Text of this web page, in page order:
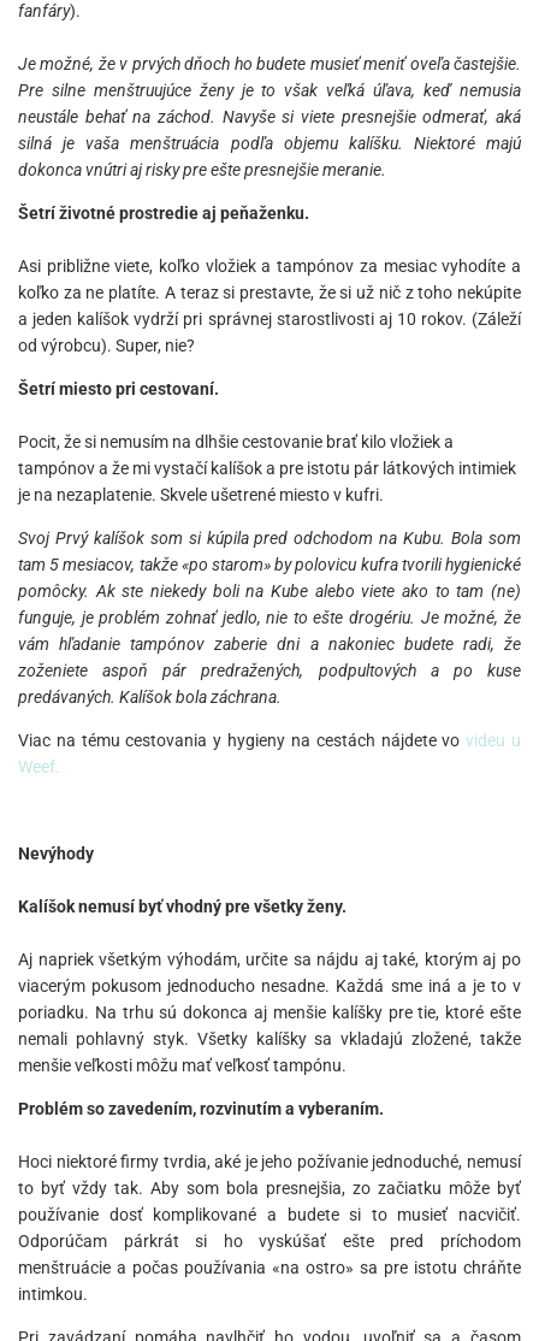
fanfáry).
Je možné, že v prvých dňoch ho budete musieť meniť oveľa častejšie.
Pre silne menštruujúce ženy je to však veľká úľava, keď nemusia
neustále behať na záchod. Navyše si viete presnejšie odmerať, aká
silná je vaša menštruácia podľa objemu kalíšku. Niektoré majú
dokonca vnútri aj risky pre ešte presnejšie meranie.
Šetrí životné prostredie aj peňaženku.
Asi približne viete, koľko vložiek a tampónov za mesiac vyhodíte a
koľko za ne platíte. A teraz si prestavte, že si už nič z toho nekúpite
a jeden kalíšok vydrží pri správnej starostlivosti aj 10 rokov. (Záleží
od výrobcu). Super, nie?
Šetrí miesto pri cestovaní.
Pocit, že si nemusím na dlhšie cestovanie brať kilo vložiek a
tampónov a že mi vystačí kalíšok a pre istotu pár látkových intimiek
je na nezaplatenie. Skvele ušetrené miesto v kufri.
Svoj Prvý kalíšok som si kúpila pred odchodom na Kubu. Bola som
tam 5 mesiacov, takže «po starom» by polovicu kufra tvorili hygienické
pomôcky. Ak ste niekedy boli na Kube alebo viete ako to tam (ne)
funguje, je problém zohnať jedlo, nie to ešte drogériu. Je možné, že
vám hľadanie tampónov zaberie dni a nakoniec budete radi, že
zoženiete aspoň pár predražených, podpultových a po kuse
predávaných. Kalíšok bola záchrana.
Viac na tému cestovania y hygieny na cestách nájdete vovideu u
Weef.
Nevýhody
Kalíšok nemusí byť vhodný pre všetky ženy.
Aj napriek všetkým výhodám, určite sa nájdu aj také, ktorým aj po
viacerým pokusom jednoducho nesadne. Každá sme iná a je to v
poriadku. Na trhu sú dokonca aj menšie kalíšky pre tie, ktoré ešte
nemali pohlavný styk. Všetky kalíšky sa vkladajú zložené, takže
menšie veľkosti môžu mať veľkosť tampónu.
Problém so zavedením, rozvinutím a vyberaním.
Hoci niektoré firmy tvrdia, aké je jeho požívanie jednoduché, nemusí
to byť vždy tak. Aby som bola presnejšia, zo začiatku môže byť
používanie dosť komplikované a budete si to musieť nacvičiť.
Odporúčam párkrát si ho vyskúšať ešte pred príchodom
menštruácie a počas používania «na ostro» sa pre istotu chráňte
intimkou.